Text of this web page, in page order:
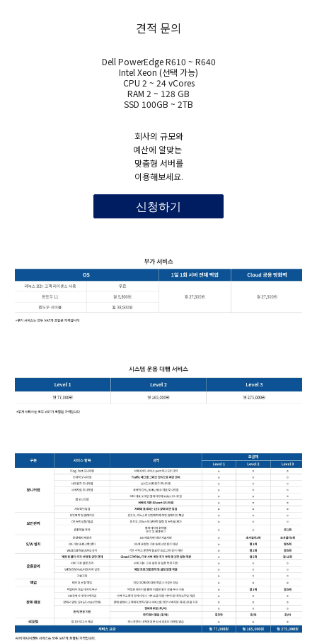
견적 문의
Dell PowerEdge R610 ~ R640
Intel Xeon (선택 가능)
CPU 2 ~ 24 vCores
RAM 2 ~ 128 GB
SSD 100GB ~ 2TB
회사의 규모와
예산에 알맞는
맞춤형 서버를
이용해보세요.
신청하기